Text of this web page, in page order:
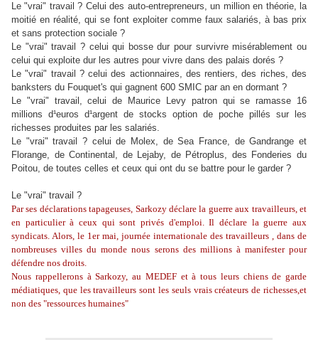
Le "vrai" travail ? Celui des auto-entrepreneurs, un million en théorie, la
moitié en réalité, qui se font exploiter comme faux salariés, à bas prix
et sans protection sociale ?
Le "vrai" travail ? celui qui bosse dur pour survivre misérablement ou
celui qui exploite dur les autres pour vivre dans des palais dorés ?
Le "vrai" travail ? celui des actionnaires, des rentiers, des riches, des
banksters du Fouquet's qui gagnent 600 SMIC par an en dormant ?
Le "vrai" travail, celui de Maurice Levy patron qui se ramasse 16
millions d¹euros d¹argent de stocks option de poche pillés sur les
richesses produites par les salariés.
Le "vrai" travail ? celui de Molex, de Sea France, de Gandrange et
Florange, de Continental, de Lejaby, de Pétroplus, des Fonderies du
Poitou, de toutes celles et ceux qui ont du se battre pour le garder ?
Le "vrai" travail ?
Par ses déclarations tapageuses, Sarkozy déclare la guerre aux travailleurs, et
en particulier à ceux qui sont privés d'emploi. Il déclare la guerre aux
syndicats. Alors, le 1er mai, journée internationale des travailleurs , dans de
nombreuses villes du monde nous serons des millions à manifester pour
défendre nos droits.
Nous rappellerons à Sarkozy, au MEDEF et à tous leurs chiens de garde
médiatiques, que les travailleurs sont les seuls vrais créateurs de richesses,et
non des "ressources humaines"